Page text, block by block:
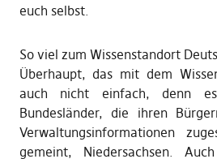
euch selbst.
So viel zum Wissenstandort
Überhaupt, das mit dem
auch nicht einfach, denn
Bundesländer, die ihren
Verwaltungsinformationen
gemeint, Niedersachsen.